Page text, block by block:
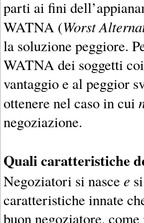
parti ai fini
WATNA (Worst
la soluzione peggiore.
WATNA dei soggetti
vantaggio e al peggior
ottenere nel caso in cui
negoziazione.
Quali caratteristiche
Negoziatori si nasce e
caratteristiche innate
buon negoziatore,